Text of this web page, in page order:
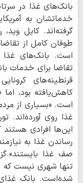
بانک‌های غذا در
خدماتشان به
گرفته‌اند. کایل
طوفان کامل از
است. بانک‌های غذا
تقاضا برای خدمات
قرنطینه‌های
کاهش‌یافته بود،
است. «بسیاری از
غذا روی آورده‌اند.
این‌ها افرادی
رساندن غذا به
صف غذا
تنها شهری نیست که
شده‌است. بانک غذای